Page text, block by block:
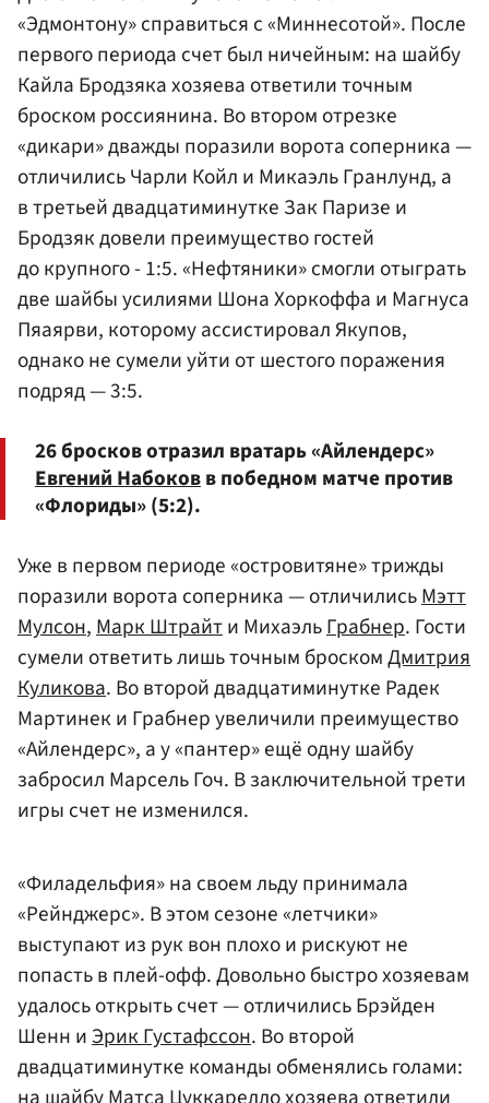
«Эдмонтону» справиться с «Миннесотой». После
первого периода счет был ничейным: на шайбу
Кайла Бродзяка хозяева ответили точным
броском россиянина. Во втором отрезке
«дикари» дважды поразили ворота соперника —
отличилисьЧарли Койл и Микаэль Гранлунд, а
в третьей двадцатиминутке Зак Паризе и
Бродзяк довели преимущество гостей
до крупного - 1:5. «Нефтяники» смогли отыграть
две шайбы усилиями Шона Хоркоффа и Магнуса
Пяаярви, которому ассистировал Якупов,
однако не сумели уйти от шестого поражения
подряд — 3:5.
26 бросков отразил вратарь «Айлендерс»
Евгений Набоковв победном матче против
«Флориды» (5:2).
Уже в первом периоде «островитяне» трижды
поразили ворота соперника — отличилисьМэтт
Мулсон,Марк Штрайти МихаэльГрабнер. Гости
сумели ответить лишь точным броскомДмитрия
Куликова. Во второй двадцатиминутке Радек
Мартинек и Грабнер увеличили преимущество
«Айлендерс», а у «пантер» ещё одну шайбу
забросил Марсель Гоч. В заключительной трети
игры счет не изменился.
«Филадельфия» на своем льду принимала
«Рейнджерс». В этом сезоне «летчики»
выступают из рук вон плохо и рискуют не
попасть в плей-офф. Довольно быстро хозяевам
удалось открыть счет — отличились Брэйден
Шенн иЭрик Густафссон. Во второй
двадцатиминутке команды обменялись голами: